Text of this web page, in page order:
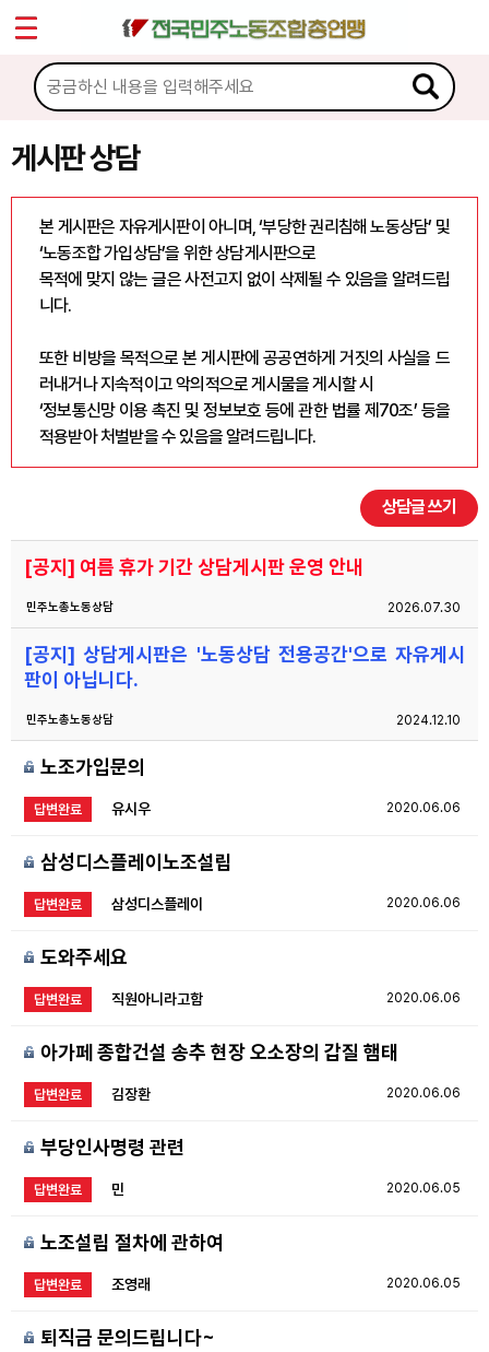
게시판 상담
본 게시판은 자유게시판이 아니며, ‘부당한 권리침해 노동상담’ 및
‘노동조합 가입상담’을 위한 상담게시판으로
목적에 맞지 않는 글은 사전고지 없이 삭제될 수 있음을 알려드립
니다.
또한 비방을 목적으로 본 게시판에 공공연하게 거짓의 사실을 드
러내거나 지속적이고 악의적으로 게시물을 게시할 시
‘정보통신망 이용 촉진 및 정보보호 등에 관한 법률 제70조’ 등을
적용받아 처벌받을 수 있음을 알려드립니다.
상담글 쓰기
[공지] 여름 휴가 기간 상담게시판 운영 안내
2026.07.30
민주노총노동상담
[공지] 상담게시판은 '노동상담 전용공간'으로 자유게시
판이 아닙니다.
2024.12.10
민주노총노동상담
노조가입문의
답변완료 2020.06.06
유시우
삼성디스플레이노조설립
답변완료 2020.06.06
삼성디스플레이
도와주세요
답변완료 2020.06.06
직원아니라고함
아가페 종합건설 송추 현장 오소장의 갑질 햄태
답변완료 2020.06.06
김장환
부당인사명령 관련
답변완료 2020.06.05
민
노조설립 절차에 관하여
답변완료 2020.06.05
조영래
퇴직금 문의드립니다~
마이페이지
소개
소식
게시판 상담
권리찾기수첩 검색
바로보기
찾아보기
노동조합 가입 안내
전국 노동상담소 안내
업무
Sketchbook5, 스케치북5
Sketchbook5, 스케치북5